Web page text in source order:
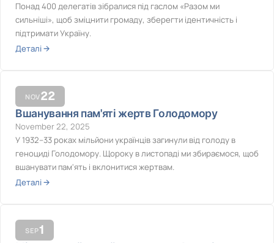
Понад 400 делегатів зібралися під гаслом «Разом ми
сильніші», щоб зміцнити громаду, зберегти ідентичність і
підтримати Україну.
Деталі →
NOV22
Вшанування пам'яті жертв Голодомору
November 22, 2025
У 1932–33 роках мільйони українців загинули від голоду в
геноциді Голодомору. Щороку в листопаді ми збираємося, щоб
вшанувати пам'ять і вклонитися жертвам.
Деталі →
SEP1